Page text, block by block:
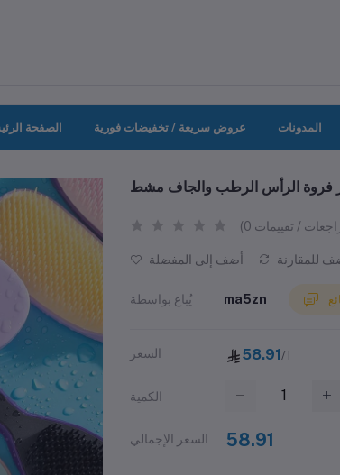
الصفحة عروض سريعة / تخفيضات فورية المدونات
أضف إلى المفضلة للمقارنة
يُباع بواسطة ma5zn
السعر 58.91/1
الكمية
السعر الإجمالي 58.91